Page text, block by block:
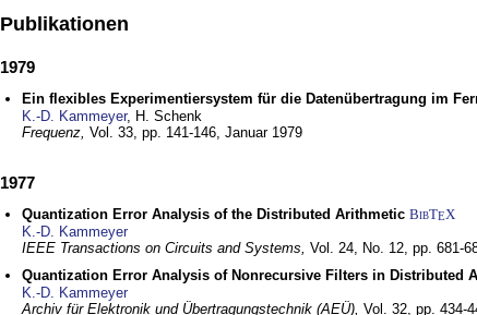
Publikationen
1979
Ein flexibles Experimentiersystem für die Datenübertragung im
K.-D. Kammeyer, H. Schenk
Frequenz, Vol. 33, pp. 141-146, Januar 1979
1977
Quantization Error Analysis of the Distributed Arithmetic BibTEX
K.-D. Kammeyer
IEEE Transactions on Circuits and Systems, Vol. 24, No. 12, pp. 681-
Quantization Error Analysis of Nonrecursive Filters in Distributed
K.-D. Kammeyer
Archiv für Elektronik und Übertragungstechnik (AEÜ), Vol. 32, pp. 434-